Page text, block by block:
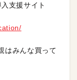
支援サイト
はみんな買って